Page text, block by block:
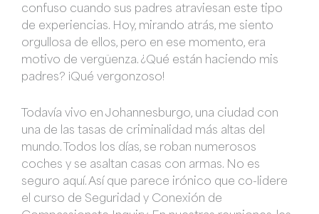
confuso cuando sus padres atraviesan este tipo
de experiencias. Hoy, mirando atrás, me siento
orgullosa de ellos, pero en ese momento, era
motivo de vergüenza. ¿Qué están haciendo mis
padres? ¡Qué vergonzoso!
Todavía vivo en Johannesburgo, una ciudad con
una de las tasas de criminalidad más altas del
mundo. Todos los días, se roban numerosos
coches y se asaltan casas con armas. No es
seguro aquí. Así que parece irónico que co-lidere
el curso de Seguridad y Conexión de